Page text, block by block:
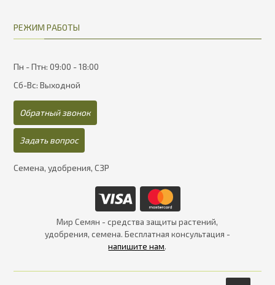
РЕЖИМ РАБОТЫ
Пн - Птн: 09:00 - 18:00
Сб-Вс: Выходной
Обратный звонок
Задать вопрос
Семена, удобрения, СЗР
Мир Семян - средства защиты растений,
удобрения, семена. Бесплатная консультация -
напишите нам.